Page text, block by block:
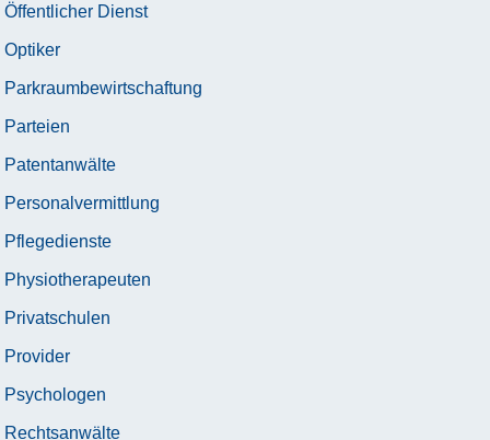
Öffentlicher Dienst
Optiker
Parkraumbewirtschaftung
Parteien
Patentanwälte
Personalvermittlung
Pflegedienste
Physiotherapeuten
Privatschulen
Provider
Psychologen
Rechtsanwälte